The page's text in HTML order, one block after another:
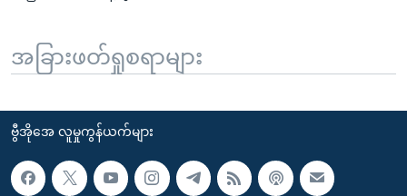
အခြားဖတ်ရှုစရာများ
ဗွီအိုအေ လူမှုကွန်ယက်များ